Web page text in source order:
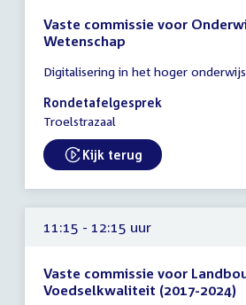
Vaste commissie voor
Wetenschap
vergadering
11:00
-
uur
Digitalisering in het hoger onderwijs
Rondetafelgesprek
Troelstrazaal
External link:
Kijk terug
11:15 - 12:15 uur
Vaste commissie voor
Voedselkwaliteit (2017-2024)